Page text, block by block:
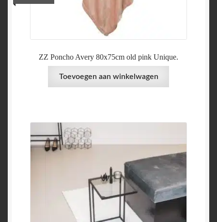
ZZ Poncho Avery 80x75cm old pink Unique.
Toevoegen aan winkelwagen